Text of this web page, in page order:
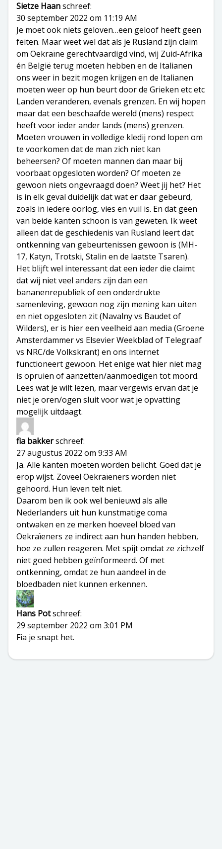
Sietze Haanschreef:
30 september 2022 om 11:19 AM
Je moet ook niets geloven…een geloof heeft geen
feiten. Maar weet wel dat als je Rusland zijn claim
om Oekraïne gerechtvaardigd vind, wij Zuid-Afrika
én België terug moeten hebben en de Italianen
ons weer in bezit mogen krijgen en de Italianen
moeten weer op hun beurt door de Grieken etc etc
Landen veranderen, evenals grenzen. En wij hopen
maar dat een beschaafde wereld (mens) respect
heeft voor ieder ander lands (mens) grenzen.
Moeten vrouwen in volledige kledij rond lopen om
te voorkomen dat de man zich niet kan
beheersen? Of moeten mannen dan maar bij
voorbaat opgesloten worden? Of moeten ze
gewoon niets ongevraagd doen? Weet jij het? Het
is in elk geval duidelijk dat wat er daar gebeurd,
zoals in iedere oorlog, vies en vuil is. En dat geen
van beide kanten schoon is van geweten. Ik weet
alleen dat de geschiedenis van Rusland leert dat
ontkenning van gebeurtenissen gewoon is (MH-
17, Katyn, Trotski, Stalin en de laatste Tsaren).
Het blijft wel interessant dat een ieder die claimt
dat wij niet veel anders zijn dan een
bananenrepubliek of een onderdrukte
samenleving, gewoon nog zijn mening kan uiten
en niet opgesloten zit (Navalny vs Baudet of
Wilders), er is hier een veelheid aan media (Groene
Amsterdammer vs Elsevier Weekblad of Telegraaf
vs NRC/de Volkskrant) en ons internet
functioneert gewoon. Het enige wat hier niet mag
is opruien of aanzetten/aanmoedigen tot moord.
Lees wat je wilt lezen, maar vergewis ervan dat je
niet je oren/ogen sluit voor wat je opvatting
mogelijk uitdaagt.
fia bakkerschreef:
27 augustus 2022 om 9:33 AM
Ja. Alle kanten moeten worden belicht. Goed dat je
erop wijst. Zoveel Oekraïeners worden niet
gehoord. Hun leven telt niet.
Daarom ben ik ook wel benieuwd als alle
Nederlanders uit hun kunstmatige coma
ontwaken en ze merken hoeveel bloed van
Oekraïeners ze indirect aan hun handen hebben,
hoe ze zullen reageren. Met spijt omdat ze zichzelf
niet goed hebben geïnformeerd. Of met
ontkenning, omdat ze hun aandeel in de
bloedbaden niet kunnen erkennen.
Hans Potschreef:
29 september 2022 om 3:01 PM
Fia je snapt het.